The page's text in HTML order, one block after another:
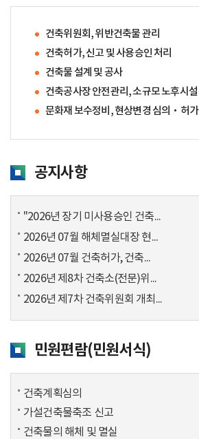
건축위원회, 위반건축물 관리
건축허가, 신고 및 사용승인 처리
건축물 설계 및 공사
건축공사장 안전관리, 소규모 노후시설
문화재 보수정비, 현상변경 심의‧허가
공지사항
"2026년 장기 미사용승인 건축...
2026년 07월 해체멸실대장 현...
2026년 07월 건축허가, 건축...
2026년 제8차 건축소(전문)위...
2026년 제7차 건축위원회 개최...
민원편람(민원서식)
건축계획심의
가설건축물축조 신고
건축물의 해체 및 멸실